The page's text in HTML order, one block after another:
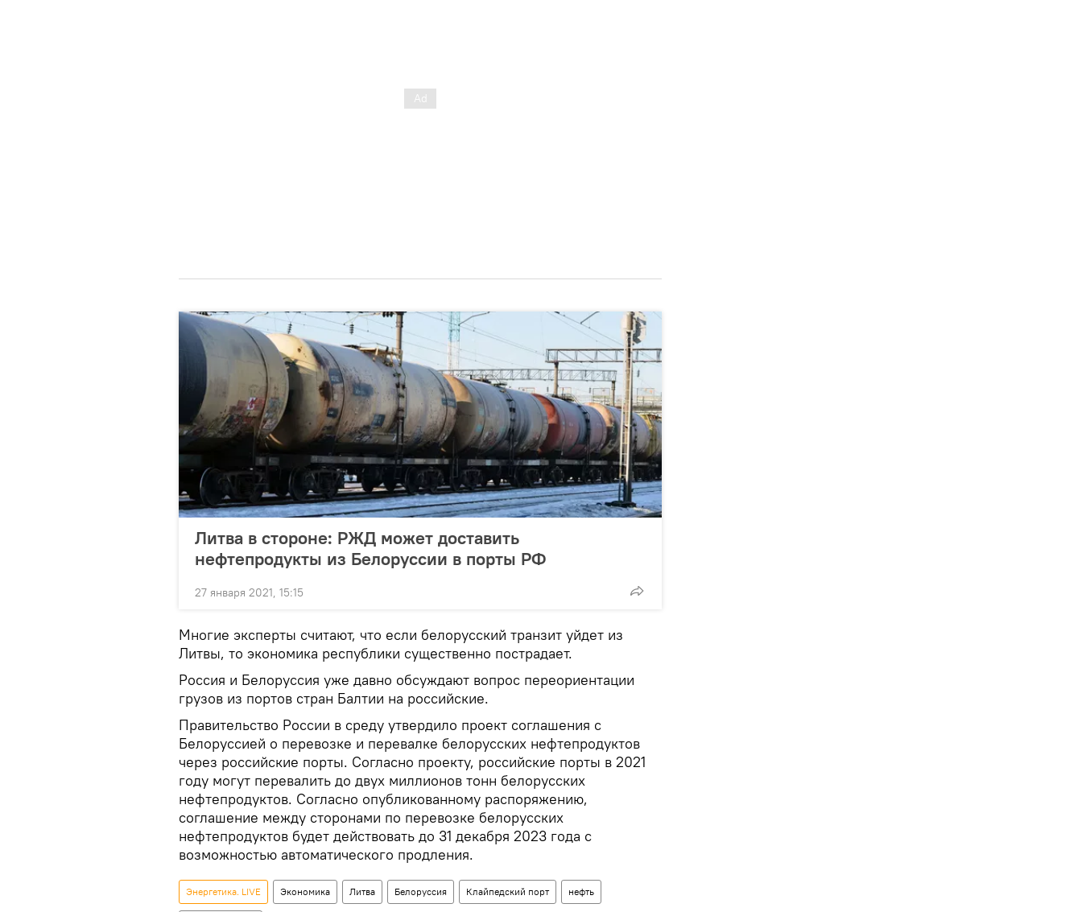
Литва в стороне: РЖД может доставить
нефтепродукты из Белоруссии в порты РФ
27 января 2021, 15:15
Многие эксперты считают, что если белорусский транзит уйдет из
Литвы, то экономика республики существенно пострадает.
Россия и Белоруссия уже давно обсуждают вопрос переориентации
грузов из портов стран Балтии на российские.
Правительство России в среду утвердило проект соглашения с
Белоруссией о перевозке и перевалке белорусских нефтепродуктов
через российские порты. Согласно проекту, российские порты в 2021
году могут перевалить до двух миллионов тонн белорусских
нефтепродуктов. Согласно опубликованному распоряжению,
соглашение между сторонами по перевозке белорусских
нефтепродуктов будет действовать до 31 декабря 2023 года с
возможностью автоматического продления.
Энергетика. LIVE Экономика Литва Белоруссия Клайпедский порт нефть